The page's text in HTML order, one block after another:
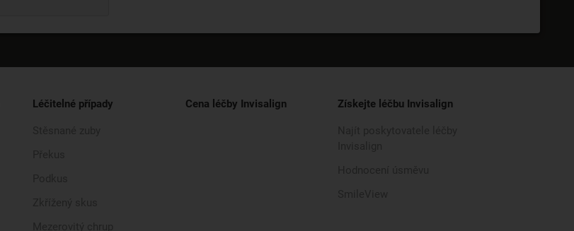
Léčitelné případy Cena léčby Invisalign Získejte léčbu Invisalign